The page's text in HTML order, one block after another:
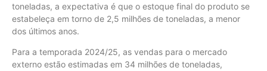
toneladas, a expectativa é que o estoque final do produto se
estabeleça em torno de 2,5 milhões de toneladas, a menor
dos últimos anos.
Para a temporada 2024/25, as vendas para o mercado
externo estão estimadas em 34 milhões de toneladas,